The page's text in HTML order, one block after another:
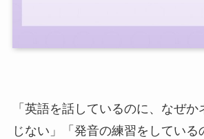
「英語を話しているのに、なぜか
じない」「発音の練習をしている